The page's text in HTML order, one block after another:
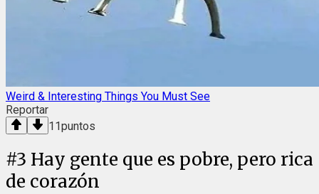
Weird & Interesting Things You Must See
Reportar
11puntos
#3 Hay gente que es pobre, pero rica
de corazón